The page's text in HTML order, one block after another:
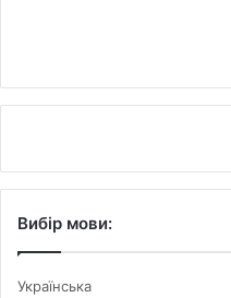
Вибір мови:
Українська